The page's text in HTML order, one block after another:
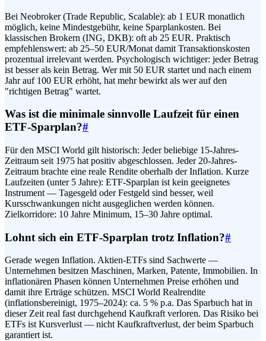
Bei Neobroker (Trade Republic, Scalable): ab 1 EUR monatlich
möglich, keine Mindestgebühr, keine Sparplankosten. Bei
klassischen Brokern (ING, DKB): oft ab 25 EUR. Praktisch
empfehlenswert: ab 25–50 EUR/Monat damit Transaktionskosten
prozentual irrelevant werden. Psychologisch wichtiger: jeder Betrag
ist besser als kein Betrag. Wer mit 50 EUR startet und nach einem
Jahr auf 100 EUR erhöht, hat mehr bewirkt als wer auf den
"richtigen Betrag" wartet.
Was ist die minimale sinnvolle Laufzeit für einen
ETF-Sparplan?#
Für den MSCI World gilt historisch: Jeder beliebige 15-Jahres-
Zeitraum seit 1975 hat positiv abgeschlossen. Jeder 20-Jahres-
Zeitraum brachte eine reale Rendite oberhalb der Inflation. Kurze
Laufzeiten (unter 5 Jahre): ETF-Sparplan ist kein geeignetes
Instrument — Tagesgeld oder Festgeld sind besser, weil
Kursschwankungen nicht ausgeglichen werden können.
Zielkorridore: 10 Jahre Minimum, 15–30 Jahre optimal.
Lohnt sich ein ETF-Sparplan trotz Inflation?#
Gerade wegen Inflation. Aktien-ETFs sind Sachwerte —
Unternehmen besitzen Maschinen, Marken, Patente, Immobilien. In
inflationären Phasen können Unternehmen Preise erhöhen und
damit ihre Erträge schützen. MSCI World Realrendite
(inflationsbereinigt, 1975–2024): ca. 5 % p.a. Das Sparbuch hat in
dieser Zeit real fast durchgehend Kaufkraft verloren. Das Risiko bei
ETFs ist Kursverlust — nicht Kaufkraftverlust, der beim Sparbuch
garantiert ist.